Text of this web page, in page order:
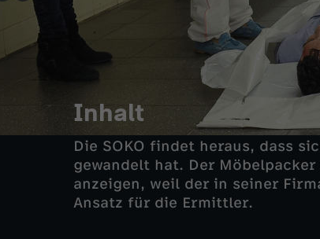
Inhalt
Die SOKO findet heraus, dass
gewandelt hat. Der
anzeigen, weil der in seiner
Ansatz für die Ermittler.